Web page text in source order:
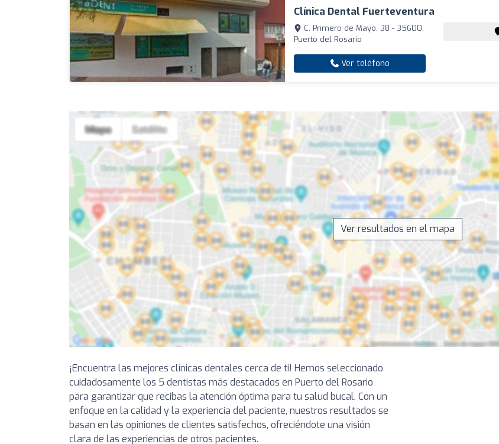
Clínica Dental Fuerteventura
C. Primero de Mayo, 38 - 35600,
Puerto del Rosario
Ver teléfono
Ver resultados en el mapa
¡Encuentra las mejores clínicas dentales cerca de ti! Hemos seleccionado
cuidadosamente los 5 dentistas más destacados en Puerto del Rosario
para garantizar que recibas la atención óptima para tu salud bucal. Con un
enfoque en la calidad y la experiencia del paciente, nuestros resultados se
basan en las opiniones de clientes satisfechos, ofreciéndote una visión
clara de las experiencias de otros pacientes.